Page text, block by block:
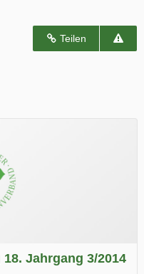
Teilen
Jahrgang 3/2014